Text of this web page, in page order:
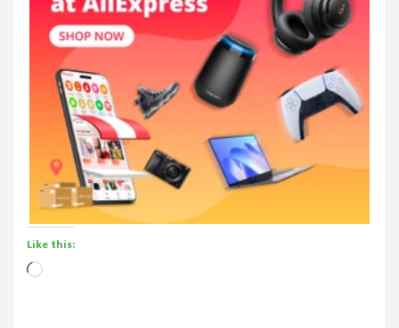
Like this:
Loading…